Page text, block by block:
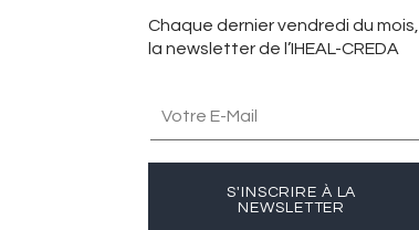
Chaque dernier vendredi du mois,
la newsletter de l’IHEAL-CREDA
S'INSCRIRE À LA
NEWSLETTER